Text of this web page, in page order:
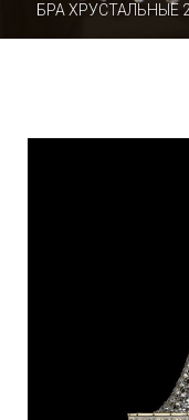
БРА ХРУСТАЛЬНЫЕ